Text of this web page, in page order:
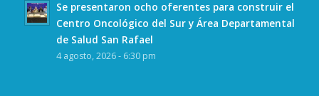
Se presentaron ocho oferentes para construir el
Centro Oncológico del Sur y Área Departamental
de Salud San Rafael
4 agosto, 2026 - 6:30 pm